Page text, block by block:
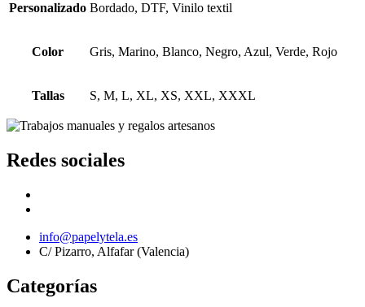
Personalizado Bordado, DTF, Vinilo textil
Color Gris, Marino, Blanco, Negro, Azul, Verde, Rojo
Tallas S, M, L, XL, XS, XXL, XXXL
Redes sociales
info@papelytela.es
C/ Pizarro, Alfafar (Valencia)
Categorías